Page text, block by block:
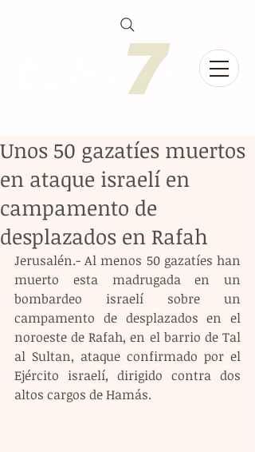
Unos 50 gazatíes muertos
en ataque israelí en
campamento de
desplazados en Rafah
Jerusalén.- Al menos 50 gazatíes han
muerto esta madrugada en un
bombardeo israelí sobre un
campamento de desplazados en el
noroeste de Rafah, en el barrio de Tal
al Sultan, ataque confirmado por el
Ejército israelí, dirigido contra dos
altos cargos de Hamás.